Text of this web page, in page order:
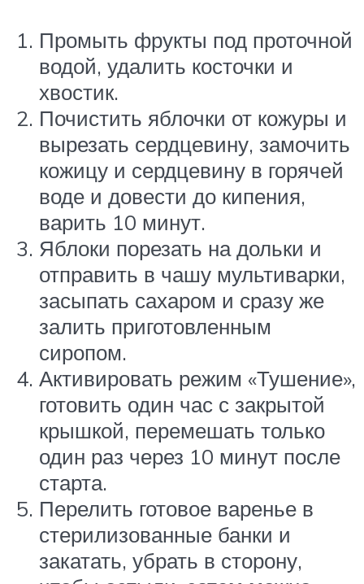
Промыть фрукты под проточной
водой, удалить косточки и
хвостик.
Почистить яблочки от кожуры и
вырезать сердцевину, замочить
кожицу и сердцевину в горячей
воде и довести до кипения,
варить 10 минут.
Яблоки порезать на дольки и
отправить в чашу мультиварки,
засыпать сахаром и сразу же
залить приготовленным
сиропом.
Активировать режим «Тушение»,
готовить один час с закрытой
крышкой, перемешать только
один раз через 10 минут после
старта.
Перелить готовое варенье в
стерилизованные банки и
закатать, убрать в сторону,